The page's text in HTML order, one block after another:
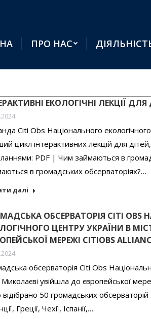
ПРО НАС
ЕКОЛОГІЧНІ ЛЕКЦІЇ ДЛЯ
Citi Obs Національного
цикл інтерактивних лекцій для
PDF | Чим займаються в
в громадських обсерваторіях?…
далі
ОБСЕРВАТОРІЯ CITI OBS
ЦЕНТРУ УКРАЇНИ В
МЕРЕЖІ CITIOBS
обсерваторія Citi Obs
Миколаєві увійшла до європейської
50 громадських обсерваторій
Греції, Чехії, Іспанії,…